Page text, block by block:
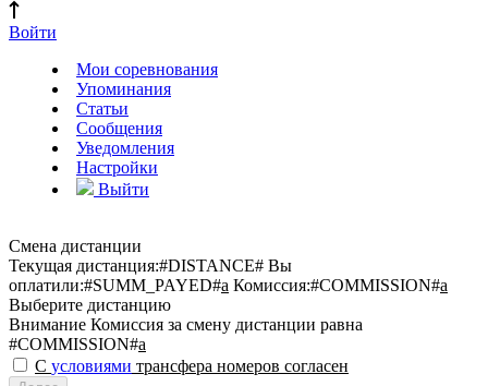
Войти
Мои соревнования
Упоминания
Статьи
Сообщения
Уведомления
Настройки
Выйти
Смена дистанции
Текущая дистанция:#DISTANCE# Вы
оплатили:#SUMM_PAYED#a Комиссия:#COMMISSION#a
Выберите дистанцию
Внимание Комиссия за смену дистанции равна
#COMMISSION#a
С условиями трансфера номеров согласен